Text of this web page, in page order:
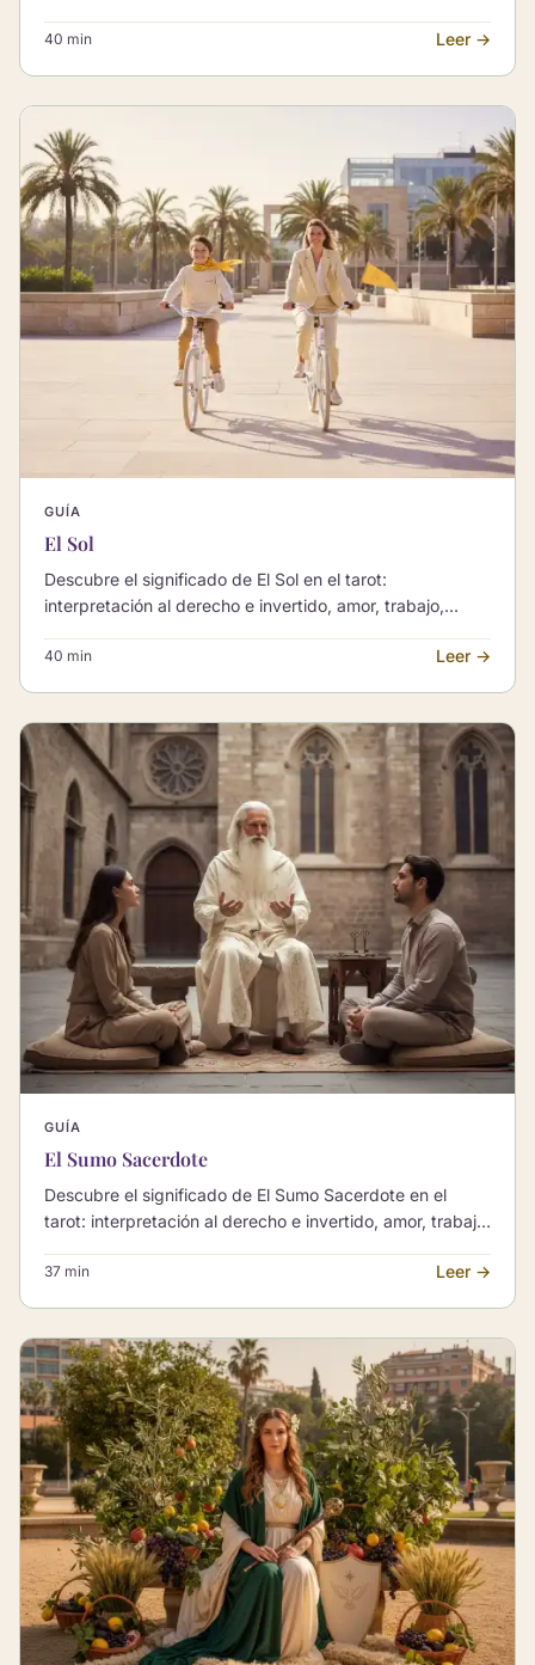
40 min Leer →
GUÍA
El Sol
Descubre el significado de El Sol en el tarot:
interpretación al derecho e invertido, amor, trabajo,
40 min Leer →
GUÍA
El Sumo Sacerdote
Descubre el significado de El Sumo Sacerdote en el
tarot: interpretación al derecho e invertido, amor, trabajo
37 min Leer →